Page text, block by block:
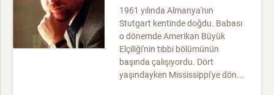
1961 yılında Almanya'nın
Stutgart kentinde doğdu. Babası
o dönemde Amerikan Büyük
Elçiliği'nin tıbbi bölümünün
başında çalışıyordu. Dört
yaşındayken Mississippi'ye dön...